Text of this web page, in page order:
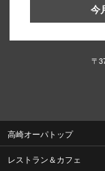
今
〒
高崎オーパトップ
レストラン＆カフェ